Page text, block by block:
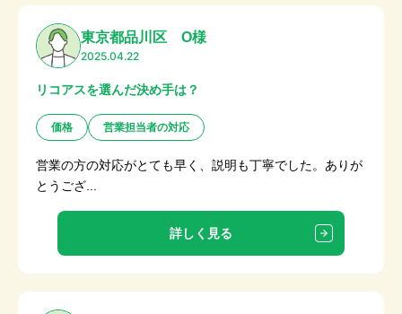
東京都品川区 O様
2025.04.22
リコアスを選んだ決め手は？
価格 営業担当者の対応
営業の方の対応がとても早く、説明も丁寧でした。ありが
とうござ...
詳しく見る